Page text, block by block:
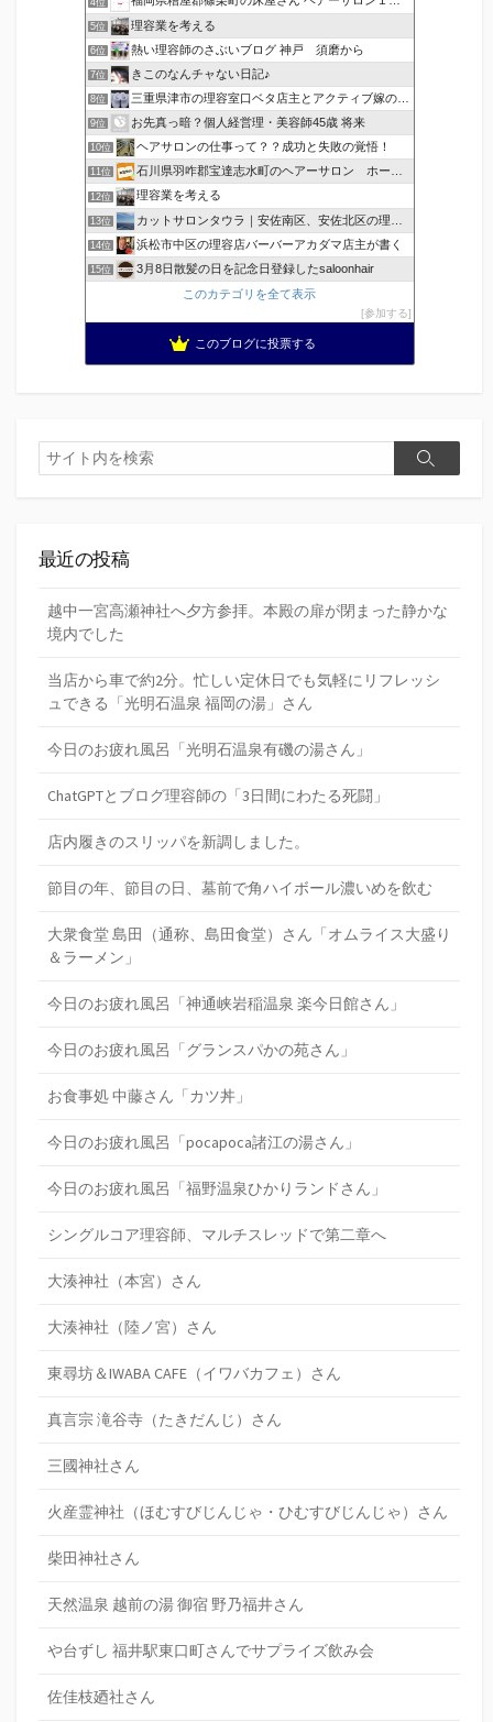
5位 理容業を考える
6位 熱い理容師のさぶいブログ 神戸 須磨から
7位 きこのなんチャない日記♪
8位 三重県津市の理容室口ベタ店主とアクティブ嫁のblog
9位 お先真っ暗？個人経営理・美容師45歳 将来
10位 ヘアサロンの仕事って？？成功と失敗の覚悟！
11位 石川県羽咋郡宝達志水町のヘアーサロン ホープヘアーズ
12位 理容業を考える
13位 カットサロンタウラ｜安佐南区、安佐北区の理美容院
14位 浜松市中区の理容店バーバーアカダマ店主が書く
15位
3月8日散髪の日を記念日登録したsaloonhair
このカテゴリを全て表示
参加する
このブログに投票する
検
索
検
最近の投稿
越中一宮高瀬神社へ夕方参拝。本殿の扉が閉まった静かな
境内でした
当店から車で約2分。忙しい定休日でも気軽にリフレッシ
ュできる「光明石温泉 福岡の湯」さん
今日のお疲れ風呂「光明石温泉有磯の湯さん」
ChatGPTとブログ理容師の「3日間にわたる死闘」
店内履きのスリッパを新調しました。
節目の年、節目の日、墓前で角ハイボール濃いめを飲む
大衆食堂 島田（通称、島田食堂）さん「オムライス大盛り
＆ラーメン」
今日のお疲れ風呂「神通峡岩稲温泉 楽今日館さん」
今日のお疲れ風呂「グランスパかの苑さん」
お食事処 中藤さん「カツ丼」
今日のお疲れ風呂「pocapoca諸江の湯さん」
今日のお疲れ風呂「福野温泉ひかりランドさん」
シングルコア理容師、マルチスレッドで第二章へ
大湊神社（本宮）さん
大湊神社（陸ノ宮）さん
東尋坊＆IWABA CAFE（イワバカフェ）さん
真言宗 滝谷寺（たきだんじ）さん
三國神社さん
火産霊神社（ほむすびじんじゃ・ひむすびじんじゃ）さん
柴田神社さん
天然温泉 越前の湯 御宿 野乃福井さん
や台ずし 福井駅東口町さんでサプライズ飲み会
佐佳枝廼社さん